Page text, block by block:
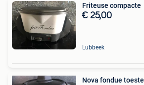
Friteuse compacte
€ 25,00
Lubbeek
Nova fondue toestel